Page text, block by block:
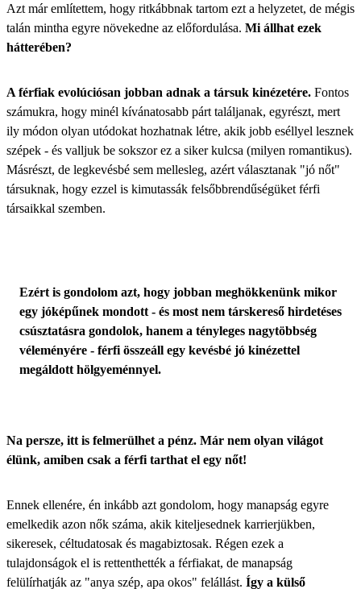
Azt már említettem, hogy ritkábbnak tartom ezt a helyzetet, de mégis
talán mintha egyre növekedne az előfordulása. Mi állhat ezek
hátterében?
A férfiak evolúciósan jobban adnak a társuk kinézetére. Fontos
számukra, hogy minél kívánatosabb párt találjanak, egyrészt, mert
ily módon olyan utódokat hozhatnak létre, akik jobb eséllyel lesznek
szépek - és valljuk be sokszor ez a siker kulcsa (milyen romantikus).
Másrészt, de legkevésbé sem mellesleg, azért választanak "jó nőt"
társuknak, hogy ezzel is kimutassák felsőbbrendűségüket férfi
társaikkal szemben.
Ezért is gondolom azt, hogy jobban meghökkenünk mikor
egy jóképűnek mondott - és most nem társkereső hirdetéses
csúsztatásra gondolok, hanem a tényleges nagytöbbség
véleményére - férfi összeáll egy kevésbé jó kinézettel
megáldott hölgyeménnyel.
Na persze, itt is felmerülhet a pénz. Már nem olyan világot
élünk, amiben csak a férfi tarthat el egy nőt!
Ennek ellenére, én inkább azt gondolom, hogy manapság egyre
emelkedik azon nők száma, akik kiteljesednek karrierjükben,
sikeresek, céltudatosak és magabiztosak. Régen ezek a
tulajdonságok el is rettenthették a férfiakat, de manapság
felülírhatják az "anya szép, apa okos" felállást. Így a külső